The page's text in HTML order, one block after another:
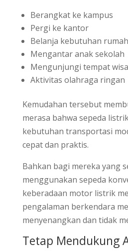
Berangkat ke kampus
Pergi ke kantor
Belanja kebutuhan
Mengantar anak sekolah
Mengunjungi tempat
Aktivitas olahraga ringan
Kemudahan tersebut
merasa bahwa sepeda
kebutuhan transportasi
cepat dan praktis.
Bahkan bagi mereka yang
menggunakan sepeda
keberadaan motor listrik
pengalaman berkendara
menyenangkan dan tidak
Tetap Mendukung